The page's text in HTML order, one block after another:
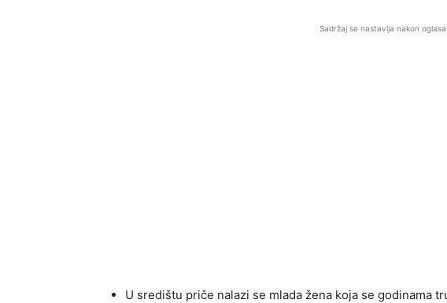
Sadržaj se nastavlja nakon oglasa
U središtu priče nalazi se mlada žena koja se godinama